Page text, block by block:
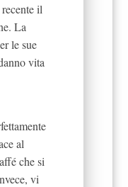
il
La
le sue
vita
al
che si
vi